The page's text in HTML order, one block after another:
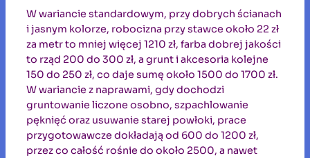
W wariancie standardowym, przy dobrych ścianach
i jasnym kolorze, robocizna przy stawce około 22 zł
za metr to mniej więcej 1210 zł, farba dobrej jakości
to rząd 200 do 300 zł, a grunt i akcesoria kolejne
150 do 250 zł, co daje sumę około 1500 do 1700 zł.
W wariancie z naprawami, gdy dochodzi
gruntowanie liczone osobno, szpachlowanie
pęknięć oraz usuwanie starej powłoki, prace
przygotowawcze dokładają od 600 do 1200 zł,
przez co całość rośnie do około 2500, a nawet